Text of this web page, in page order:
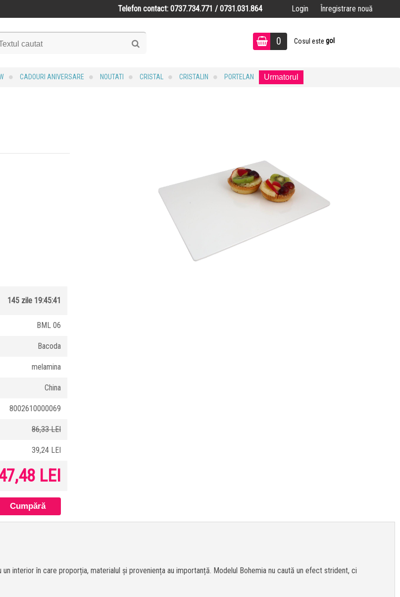
Telefon contact: 0737.734.771 / 0731.031.864 Login Înregistrare nouă
0 Cosul este gol
CADOURI ANIVERSARE NOUTATI CRISTAL CRISTALIN PORTELAN Urmatorul
145 zile 19:45:41
BML 06
Bacoda
melamina
China
8002610000069
86,33 LEI
39,24 LEI
LEI
interior în care proporția, materialul și proveniența au importanță. Modelul Bohemia nu caută un efect strident, ci